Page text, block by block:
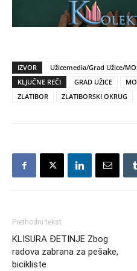
IZVOR
Užicemedia/Grad Užice/
KLJUČNE REČI
GRAD UŽICE
ZLATIBOR
ZLATIBORSKI OKRUG
Prethodni tekst
KLISURA ĐETINJE Zbog
radova zabrana za pešake,
bicikliste